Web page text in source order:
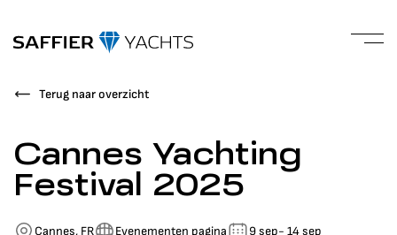
Terug naar overzicht
Cannes Yachting
Festival 2025
Cannes, FR Evenementen pagina 9 sep- 14 sep